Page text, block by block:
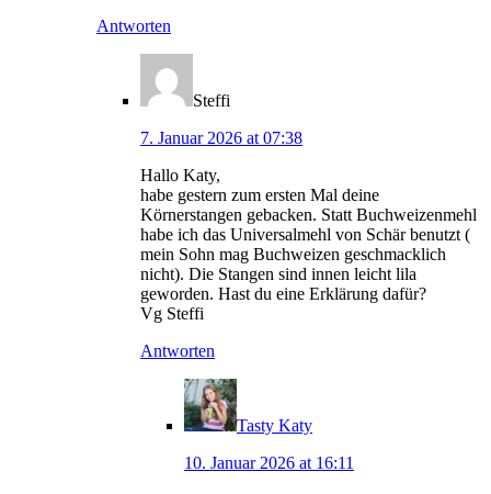
Antworten
Steffi
7. Januar 2026 at 07:38
Hallo Katy,
habe gestern zum ersten Mal deine
Körnerstangen gebacken. Statt Buchweizenmehl
habe ich das Universalmehl von Schär benutzt (
mein Sohn mag Buchweizen geschmacklich
nicht). Die Stangen sind innen leicht lila
geworden. Hast du eine Erklärung dafür?
Vg Steffi
Antworten
Tasty Katy
10. Januar 2026 at 16:11